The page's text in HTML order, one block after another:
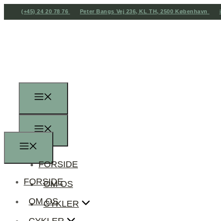
(+45) 24 20 78 76 Peter Bangs Vej 236, KL TH, 2500 København
FORSIDE
OM OS
CYKLER
FORSIDE
OM OS